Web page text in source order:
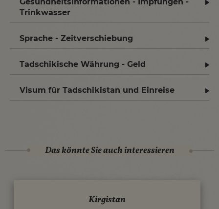
Trinkwasser
Sprache - Zeitverschiebung
Tadschikische Währung - Geld
Visum für Tadschikistan und Einreise
Das könnte Sie auch interessieren
Kirgistan